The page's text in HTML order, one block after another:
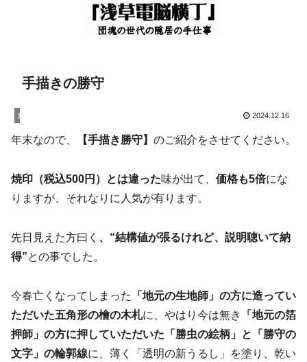
手描きの勝守
お知らせ 2024.12.16
年末なので、 【手描き勝守】 のご紹介をさせてください。
焼印（税込500円）とは違った味が出て、 価格も5倍にな
りますが、それなりに人気が有ります。
先日見えた方曰く 、“結構値が張るけれど、説明聴いて納
得”との事でした。
今春亡くなってしまった
「地元の生地師」の方に造ってい
ただいた五角形の檜の木札に、やはり今は無き
「地元の箔
押師」の方に押していただいた「勝虫の絵柄」と「勝守の
文字」の輪郭線に、薄く「透明の新うるし」を塗り、乾い